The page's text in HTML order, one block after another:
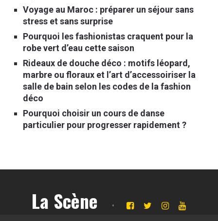
Voyage au Maroc : préparer un séjour sans
stress et sans surprise
Pourquoi les fashionistas craquent pour la
robe vert d’eau cette saison
Rideaux de douche déco : motifs léopard,
marbre ou floraux et l’art d’accessoiriser la
salle de bain selon les codes de la fashion
déco
Pourquoi choisir un cours de danse
particulier pour progresser rapidement ?
La Scène